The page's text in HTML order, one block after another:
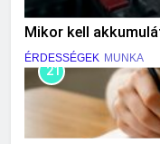
Mikor kell
ÉRDESSÉGEK MUNKA
21